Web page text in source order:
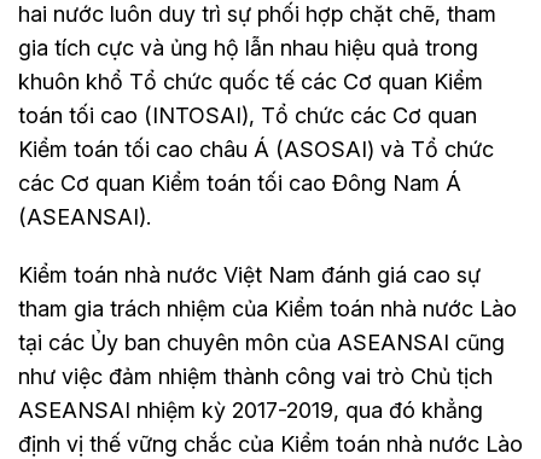
hai nước luôn duy trì sự phối hợp chặt chẽ, tham
gia tích cực và ủng hộ lẫn nhau hiệu quả trong
khuôn khổ Tổ chức quốc tế các Cơ quan Kiểm
toán tối cao (INTOSAI), Tổ chức các Cơ quan
Kiểm toán tối cao châu Á (ASOSAI) và Tổ chức
các Cơ quan Kiểm toán tối cao Đông Nam Á
(ASEANSAI).
Kiểm toán nhà nước Việt Nam đánh giá cao sự
tham gia trách nhiệm của Kiểm toán nhà nước Lào
tại các Ủy ban chuyên môn của ASEANSAI cũng
như việc đảm nhiệm thành công vai trò Chủ tịch
ASEANSAI nhiệm kỳ 2017-2019, qua đó khẳng
định vị thế vững chắc của Kiểm toán nhà nước Lào